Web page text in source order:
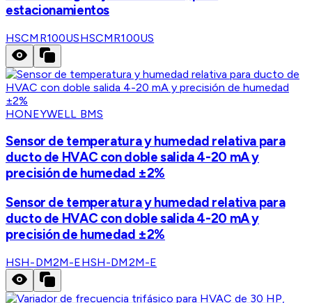
estacionamientos
HSCMR100USHSCMR100US
HONEYWELL BMS
Sensor de temperatura y humedad relativa para
ducto de HVAC con doble salida 4-20 mA y
precisión de humedad ±2%
Sensor de temperatura y humedad relativa para
ducto de HVAC con doble salida 4-20 mA y
precisión de humedad ±2%
HSH-DM2M-EHSH-DM2M-E